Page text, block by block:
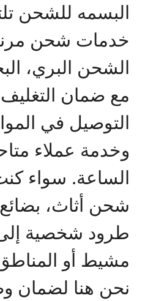
البسمه للشحن
خدمات شحن
الشحن البري،
مع ضمان التغليف
التوصيل في
وخدمة عملاء
الساعة. سواء
شحن أثاث، بضائع
طرود شخصية
مشيط أو
نحن هنا لضمان